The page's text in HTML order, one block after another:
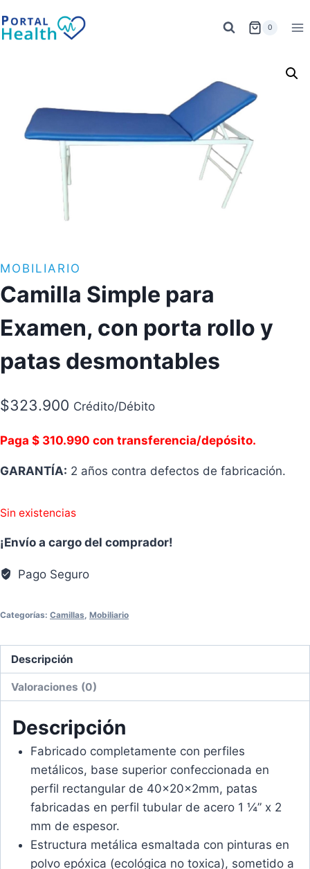
al
0
MOBILIARIO
Camilla Simple para
Examen, con porta rollo y
patas desmontables
$323.900 Crédito/Débito
Paga $ 310.990 con transferencia/depósito.
GARANTÍA: 2 años contra defectos de fabricación.
Sin existencias
¡Envío a cargo del comprador!
Pago Seguro
Categorías: Camillas Mobiliario
Descripción
Valoraciones (0)
Descripción
Fabricado completamente con perfiles
metálicos, base superior confeccionada en
perfil rectangular de 40x20x2mm, patas
fabricadas en perfil tubular de acero 1 ¼” x 2
mm de espesor.
Estructura metálica esmaltada con pinturas en
polvo epóxica (ecológica no toxica), sometido a